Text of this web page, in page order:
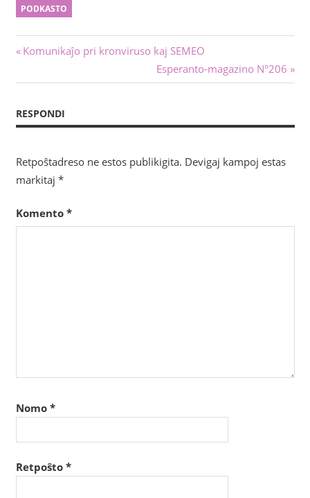
PODKASTO
Navigado
tra
afiŝoj
Antaŭa
Komunikaĵo pri kronviruso kaj SEMEO
Sekva
afiŝo:
Esperanto-magazino N°206
RESPONDI
Retpoŝtadreso ne estos publikigita. Devigaj kampoj estas
markitaj *
Komento *
Nomo *
Retpoŝto *